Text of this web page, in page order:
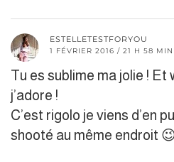
ESTELLETESTFORYOU
1 FÉVRIER 2016 / 21 H 58 MIN
Tu es sublime ma jolie !
j’adore !
C’est rigolo je viens d’en
shooté au même endroit